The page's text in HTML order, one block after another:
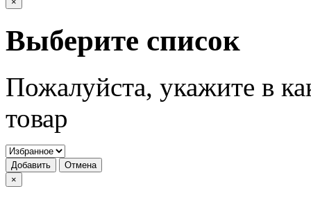
Выберите список
Пожалуйста, укажите в
товар
Добавить
Отмена
×